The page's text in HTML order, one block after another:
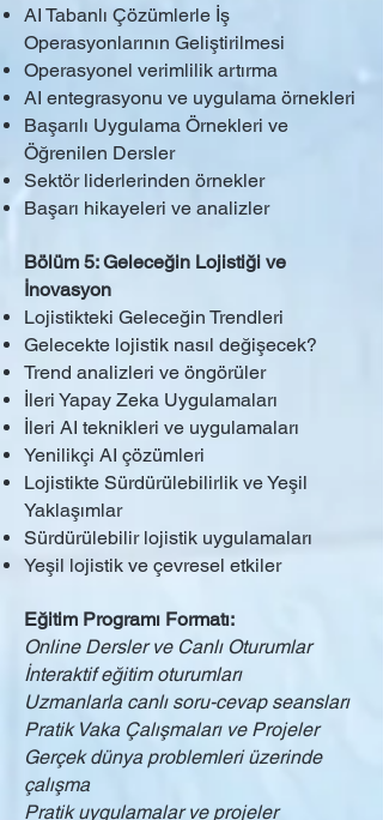
AI Tabanlı Çözümlerle İş
Operasyonlarının Geliştirilmesi
Operasyonel verimlilik artırma
AI entegrasyonu ve uygulama örnekleri
Başarılı Uygulama Örnekleri ve
Öğrenilen Dersler
Sektör liderlerinden örnekler
Başarı hikayeleri ve analizler
Bölüm 5: Geleceğin Lojistiği ve
İnovasyon
Lojistikteki Geleceğin Trendleri
Gelecekte lojistik nasıl değişecek?
Trend analizleri ve öngörüler
İleri Yapay Zeka Uygulamaları
İleri AI teknikleri ve uygulamaları
Yenilikçi AI çözümleri
Lojistikte Sürdürülebilirlik ve Yeşil
Yaklaşımlar
Sürdürülebilir lojistik uygulamaları
Yeşil lojistik ve çevresel etkiler
Eğitim Programı Formatı:
Online Dersler ve Canlı Oturumlar
İnteraktif eğitim oturumları
Uzmanlarla canlı soru-cevap seansları
Pratik Vaka Çalışmaları ve Projeler
Gerçek dünya problemleri üzerinde
çalışma
Pratik uygulamalar ve projeler